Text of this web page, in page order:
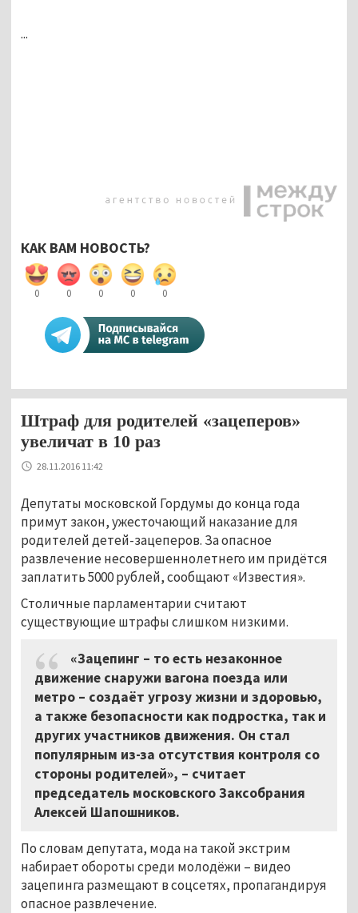
...
КАК ВАМ НОВОСТЬ?
0 0 0 0 0
Штраф для родителей «зацеперов»
увеличат в 10 раз
28.11.2016 11:42
Депутаты московской Гордумы до конца года
примут закон, ужесточающий наказание для
родителей детей-зацеперов. За опасное
развлечение несовершеннолетнего им придётся
заплатить 5000 рублей, сообщают «Известия».
Столичные парламентарии считают
существующие штрафы слишком низкими.
«Зацепинг – то есть незаконное
движение снаружи вагона поезда или
метро – создаёт угрозу жизни и здоровью,
а также безопасности как подростка, так и
других участников движения. Он стал
популярным из-за отсутствия контроля со
стороны родителей», – считает
председатель московского Заксобрания
Алексей Шапошников.
По словам депутата, мода на такой экстрим
набирает обороты среди молодёжи – видео
зацепинга размещают в соцсетях, пропагандируя
опасное развлечение.